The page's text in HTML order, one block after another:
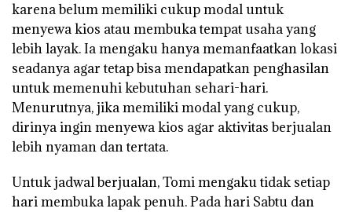
karena belum memiliki cukup modal untuk
menyewa kios atau membuka tempat usaha yang
lebih layak. Ia mengaku hanya memanfaatkan lokasi
seadanya agar tetap bisa mendapatkan penghasilan
untuk memenuhi kebutuhan sehari-hari.
Menurutnya, jika memiliki modal yang cukup,
dirinya ingin menyewa kios agar aktivitas berjualan
lebih nyaman dan tertata.
Untuk jadwal berjualan, Tomi mengaku tidak setiap
hari membuka lapak penuh. Pada hari Sabtu dan